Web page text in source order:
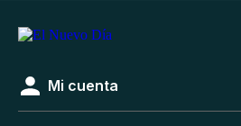
Mi cuenta